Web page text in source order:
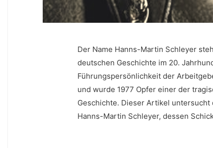
Der Name⁣ Hanns-Martin Schleyer
deutschen Geschichte im 20.
Führungspersönlichkeit⁣ der
‍und⁤ wurde 1977 ⁤Opfer einer der
Geschichte. Dieser Artikel untersucht
Hanns-Martin Schleyer,⁤ dessen